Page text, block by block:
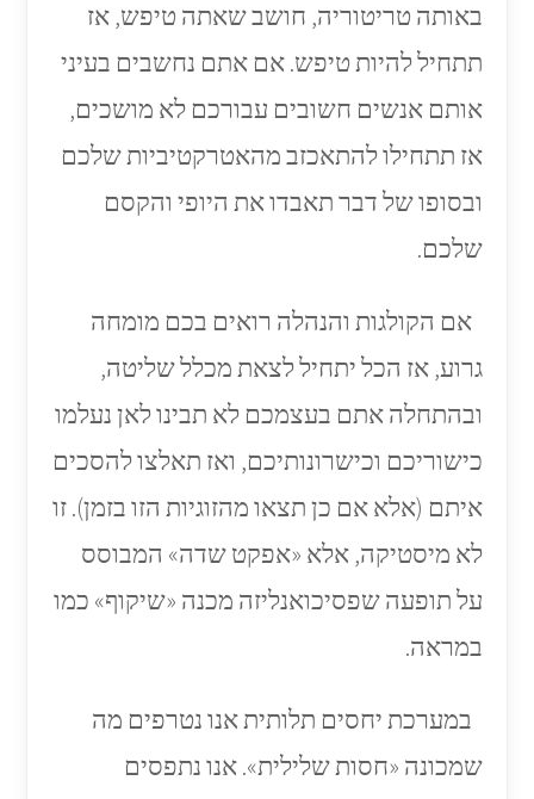
באותה טריטוריה, חושב שאתה טיפש, אז
תתחיל להיות טיפש. אם אתם נחשבים בעיני
אותם אנשים חשובים עבורכם לא מושכים,
אז תתחילו להתאכזב מהאטרקטיביות שלכם
ובסופו של דבר תאבדו את היופי והקסם
שלכם.
אם הקולגות והנהלה רואים בכם מומחה
גרוע, אז הכל יתחיל לצאת מכלל שליטה,
ובהתחלה אתם בעצמכם לא תבינו לאן נעלמו
כישוריכם וכישרונותיכם, ואז תאלצו להסכים
איתם (אלא אם כן תצאו מהזוגיות הזו בזמן). זו
לא מיסטיקה, אלא «אפקט שדה» המבוסס
על תופעה שפסיכואנליזה מכנה «שיקוף» כמו
במראה.
במערכת יחסים תלותית אנו נטרפים מה
שמכונה «חסות שלילית». אנו נתפסים